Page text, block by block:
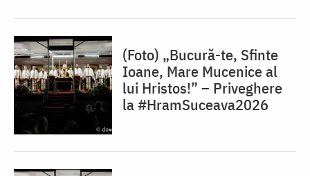
(Foto) „Bucură-te, Sfinte
Ioane, Mare Mucenice al
lui Hristos!” – Priveghere
la #HramSuceava2026